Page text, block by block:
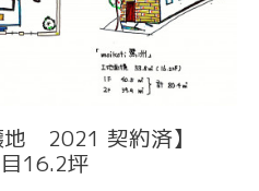
地 2021 契約済】
16.2坪